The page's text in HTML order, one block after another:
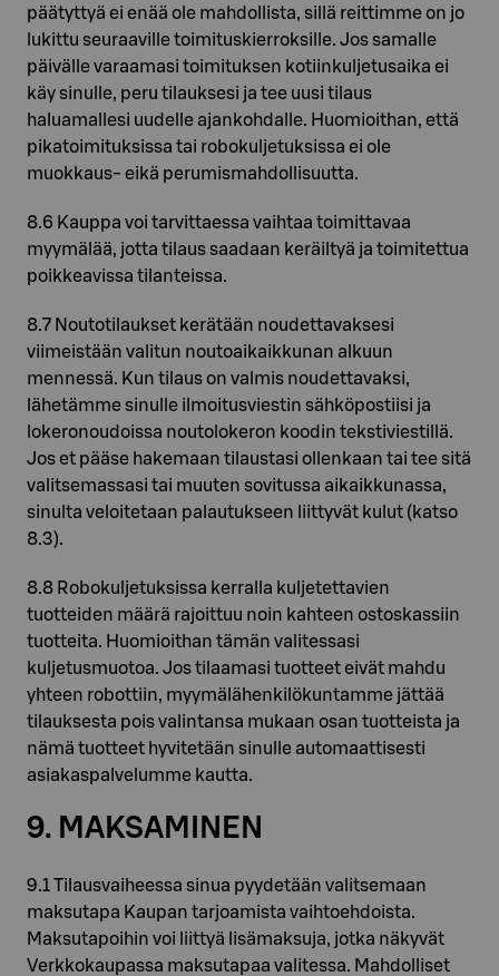
päätyttyä ei enää ole mahdollista, sillä reittimme on jo
lukittu seuraaville toimituskierroksille. Jos samalle
päivälle varaamasi toimituksen kotiinkuljetusaika ei
käy sinulle, peru tilauksesi ja tee uusi tilaus
haluamallesi uudelle ajankohdalle. Huomioithan, että
pikatoimituksissa tai robokuljetuksissa ei ole
muokkaus- eikä perumismahdollisuutta.
8.6 Kauppa voi tarvittaessa vaihtaa toimittavaa
myymälää, jotta tilaus saadaan keräiltyä ja toimitettua
poikkeavissa tilanteissa.
8.7 Noutotilaukset kerätään noudettavaksesi
viimeistään valitun noutoaikaikkunan alkuun
mennessä. Kun tilaus on valmis noudettavaksi,
lähetämme sinulle ilmoitusviestin sähköpostiisi ja
lokeronoudoissa noutolokeron koodin tekstiviestillä.
Jos et pääse hakemaan tilaustasi ollenkaan tai tee sitä
valitsemassasi tai muuten sovitussa aikaikkunassa,
sinulta veloitetaan palautukseen liittyvät kulut (katso
8.3).
8.8 Robokuljetuksissa kerralla kuljetettavien
tuotteiden määrä rajoittuu noin kahteen ostoskassiin
tuotteita. Huomioithan tämän valitessasi
kuljetusmuotoa. Jos tilaamasi tuotteet eivät mahdu
yhteen robottiin, myymälähenkilökuntamme jättää
tilauksesta pois valintansa mukaan osan tuotteista ja
nämä tuotteet hyvitetään sinulle automaattisesti
asiakaspalvelumme kautta.
9. MAKSAMINEN
9.1 Tilausvaiheessa sinua pyydetään valitsemaan
maksutapa Kaupan tarjoamista vaihtoehdoista.
Maksutapoihin voi liittyä lisämaksuja, jotka näkyvät
Verkkokaupassa maksutapaa valitessa. Mahdolliset